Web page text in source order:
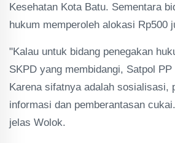
Kesehatan Kota Batu. Sementara
hukum memperoleh alokasi Rp500
"Kalau untuk bidang penegakan
SKPD yang membidangi, Satpol
Karena sifatnya adalah sosialisasi,
informasi dan pemberantasan
jelas Wolok.